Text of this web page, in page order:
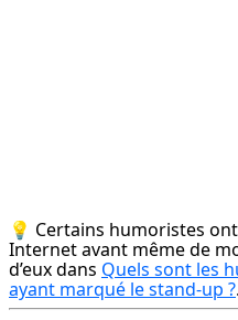
💡 Certains humoristes
Internet avant même de
d’eux dans Quels sont les
ayant marqué le stand-up ?.